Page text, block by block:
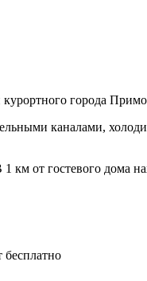
города
каналами,
от гостевого дома